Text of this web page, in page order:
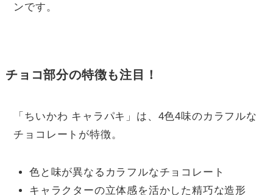
ンです。
チョコ部分の特徴も注目！
「ちいかわ キャラパキ」は、4色4味のカラフルな
チョコレートが特徴。
色と味が異なるカラフルなチョコレート
キャラクターの立体感を活かした精巧な造形